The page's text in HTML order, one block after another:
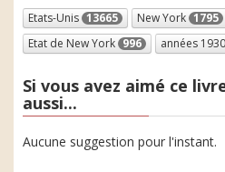
Etats-Unis 13665 New York 1795
Etat de New York 996 années 1930
Si vous avez aimé ce
aussi...
Aucune suggestion pour l'instant.